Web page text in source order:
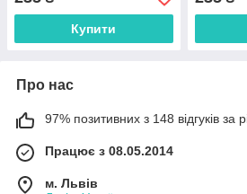
Купити
Про нас
97% позитивних з 148 відгуків за
Працює з 08.05.2014
м. Львів